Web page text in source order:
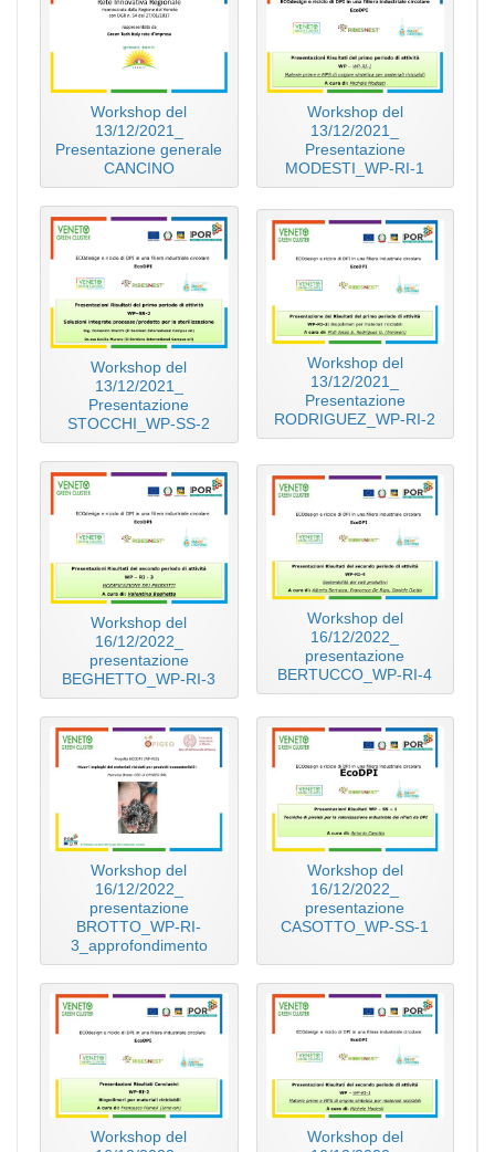
Workshop del
13/12/2021_
Presentazione generale
CANCINO
Workshop del
13/12/2021_
Presentazione
MODESTI_WP-RI-1
Workshop del
13/12/2021_
Presentazione
STOCCHI_WP-SS-2
Workshop del
13/12/2021_
Presentazione
RODRIGUEZ_WP-RI-2
Workshop del
16/12/2022_
presentazione
BEGHETTO_WP-RI-3
Workshop del
16/12/2022_
presentazione
BERTUCCO_WP-RI-4
Workshop del
16/12/2022_
presentazione
BROTTO_WP-RI-
3_approfondimento
Workshop del
16/12/2022_
presentazione
CASOTTO_WP-SS-1
Workshop del
Workshop del